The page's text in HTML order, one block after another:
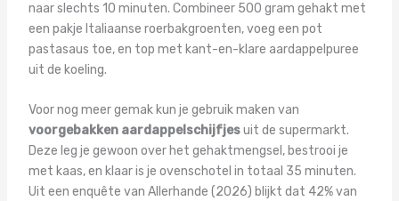
naar slechts 10 minuten. Combineer 500 gram gehakt met
een pakje Italiaanse roerbakgroenten, voeg een pot
pastasaus toe, en top met kant-en-klare aardappelpuree
uit de koeling.
Voor nog meer gemak kun je gebruik maken van
voorgebakken aardappelschijfjesuit de supermarkt.
Deze leg je gewoon over het gehaktmengsel, bestrooi je
met kaas, en klaar is je ovenschotel in totaal 35 minuten.
Uit een enquête van Allerhande (2026) blijkt dat 42% van